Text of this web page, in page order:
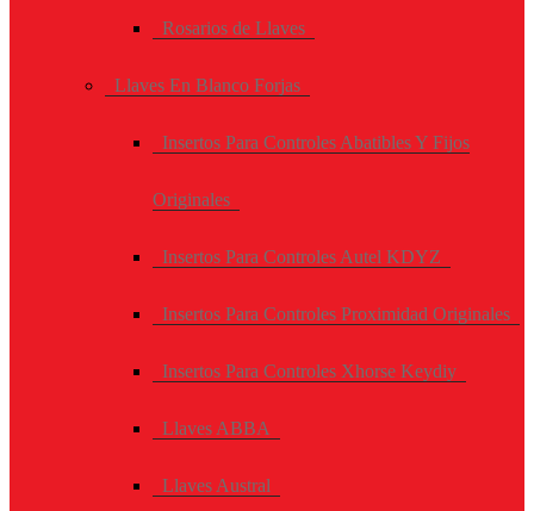
Rosarios de Llaves
Llaves En Blanco Forjas
Insertos Para Controles Abatibles Y Fijos
Originales
Insertos Para Controles Autel KDYZ
Insertos Para Controles Proximidad Originales
Insertos Para Controles Xhorse Keydiy
Llaves ABBA
Llaves Austral